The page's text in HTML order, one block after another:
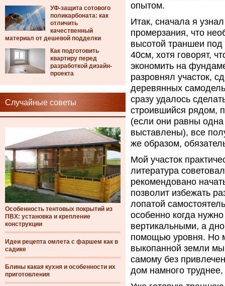
УФ-защита сотового
поликарбоната: как
отличить
качественный
материал от дешевой подделки
Как подготовить
квартиру перед
разработкой дизайн-
проекта
Случайные советы
Особенность тентовых покрытий из
ПВХ: установка и крепление
конструкции
Идеи рецепта омлета с фаршем как в
садике
Блины какая кухня и особенности их
приготовления
опытом.
Итак, сначала я
промерзания, что
высотой траншеи
40см, хотя говорят,
экономить на
разровнял участок,
деревянных
сразу удалось
строившийся рядом,
(если они равны
выставлены), все
же образом,
Мой участок
литература
рекомендовано
позволит избежать
лопатой
особенно когда
вертикальными, а
помощью уровня. Но
выкопанной земли
самому без
дом намного